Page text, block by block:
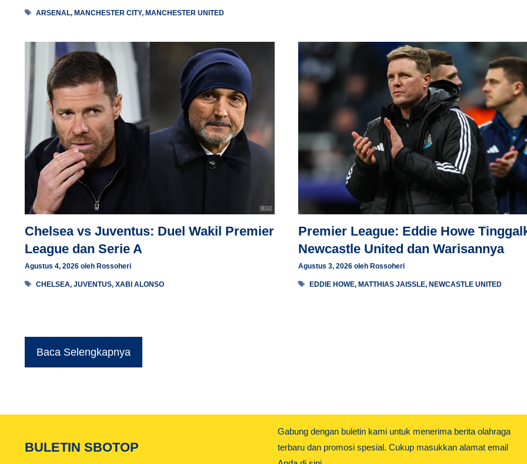
Tag
ARSENAL,MANCHESTER CITY,MANCHESTER UNITED
Chelsea vs Juventus: Duel Wakil Premier
League dan Serie A
Agustus 4, 2026 oleh Rossoheri
Tag
CHELSEA,JUVENTUS,XABI ALONSO
Premier League: Eddie Howe
Newcastle United dan Warisannya
Agustus 3, 2026 oleh Rossoheri
Tag
EDDIE HOWE,MATTHIAS JAISSLE,NEWCASTLE UNITED
Baca Selengkapnya
BULETIN SBOTOP
Gabung dengan buletin kami untuk menerima berita olahraga
terbaru dan promosi spesial. Cukup masukkan alamat email